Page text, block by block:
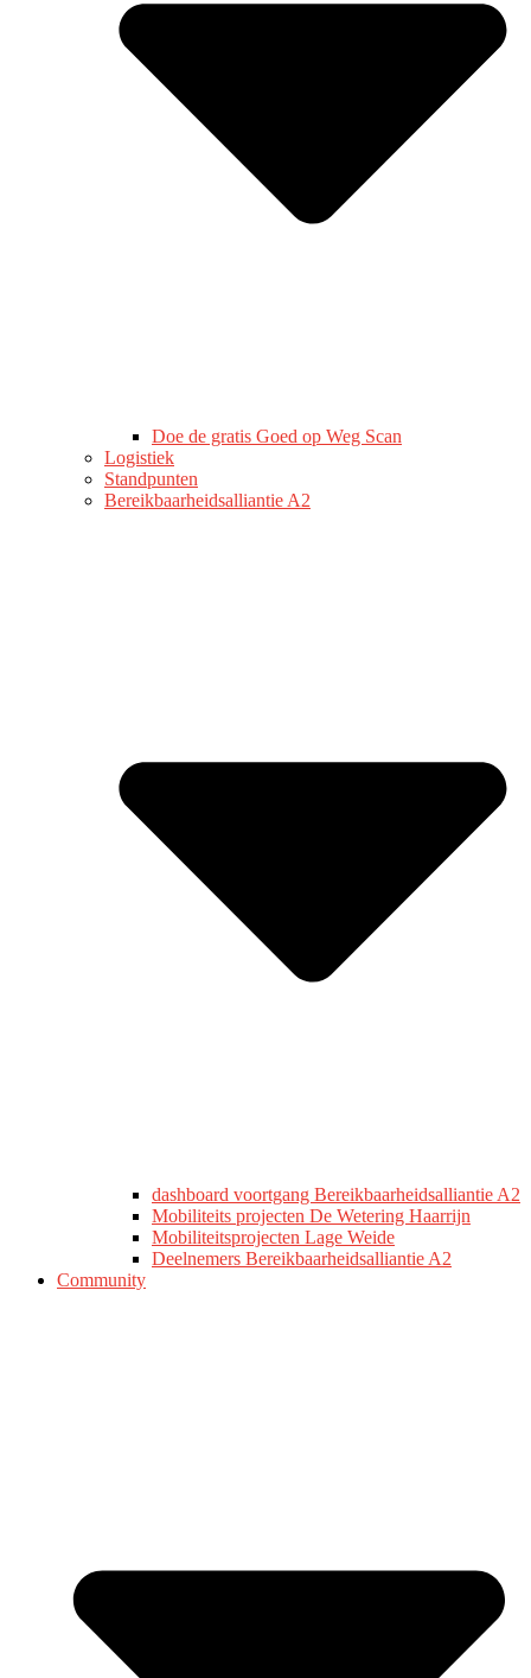
Doe de gratis Goed op Weg Scan
Logistiek
Standpunten
Bereikbaarheidsalliantie A2
dashboard voortgang Bereikbaarheidsalliantie A2
Mobiliteits projecten De Wetering Haarrijn
Mobiliteitsprojecten Lage Weide
Deelnemers Bereikbaarheidsalliantie A2
Community